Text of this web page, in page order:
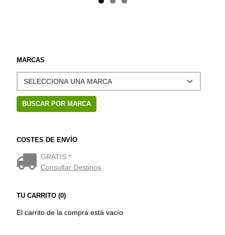
MARCAS
COSTES DE ENVÍO
GRATIS *
Consultar Destinos
TU CARRITO (0)
El carrito de la compra está vacío